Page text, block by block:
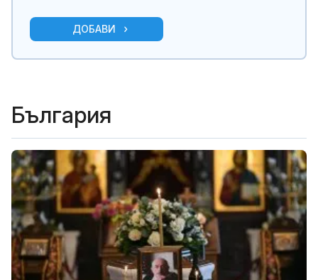
ДОБАВИ
България